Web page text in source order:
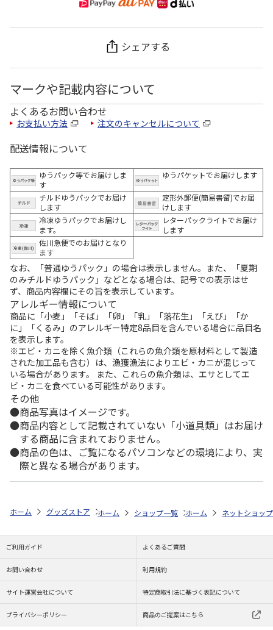
シェアする
マークや記載内容について
よくあるお問い合わせ
お支払い方法 注文のキャンセルについて
配送情報について
ゆうパック等でお届けしま
す
ゆうパケットでお届けします
チルドゆうパックでお届け
します
定形外郵便(簡易書留)でお届
けします
冷凍ゆうパックでお届けし
ます。
レターパックライトでお届け
します
佐川急便でのお届けとなり
ます
なお、「普通ゆうパック」の場合は表示しません。また、「夏期
のみチルドゆうパック」などとなる場合は、記号での表示はせ
ず、商品内容欄にその旨を表示しています。
アレルギー情報について
商品に「小麦」「そば」「卵」「乳」「落花生」「えび」「か
に」「くるみ」のアレルギー特定8品目を含んでいる場合に品目名
を表示します。
※エビ・カニを除く魚介類（これらの魚介類を原材料として製造
された加工品も含む）は、漁獲漁法によりエビ・カニが混じって
いる場合があります。 また、これらの魚介類は、エサとしてエ
ビ・カニを食べている可能性があります。
その他
商品写真はイメージです。
商品内容として記載されていない「小道具類」はお届け
する商品に含まれておりません。
商品の色は、ご覧になるパソコンなどの環境により、実
際と異なる場合があります。
ホーム グッズストア スポーツ・スポーツ選手 NPB（日本野球機構）
ホーム ショップ一覧 レッツ 26SNOOPY
ホーム ネットショップ
ご利用ガイド よくあるご質問
お問い合わせ 利用規約
サイト運営会社について 特定商取引法に基づく表記について
プライバシーポリシー 商品のご提案はこちら